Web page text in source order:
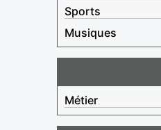
Sports
Musiques
Métier